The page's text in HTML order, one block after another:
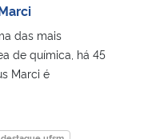
das mais
de química, há 45
Marci é